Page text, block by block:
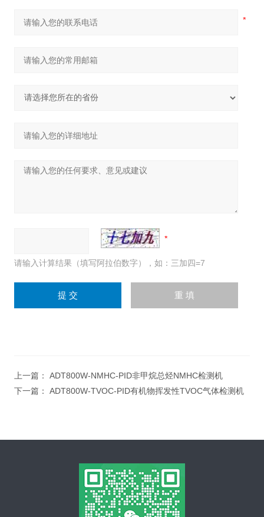
请输入计算结果（填写阿拉伯数字），如：三加四=7
上一篇： ADT800W-NMHC-PID非甲烷总烃NMHC检测机
下一篇： ADT800W-TVOC-PID有机物挥发性TVOC气体检测机